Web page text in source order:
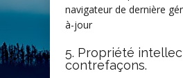
navigateur de dernière
à-jour
5. Propriété
contrefaçons.